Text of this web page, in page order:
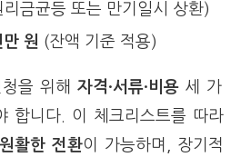
리금균등 또는 만기일시 상환)
원 (잔액 기준 적용)
을 위해 자격·서류·비용세 가
합니다. 이 체크리스트를 따라
활한 전환이 가능하며, 장기적